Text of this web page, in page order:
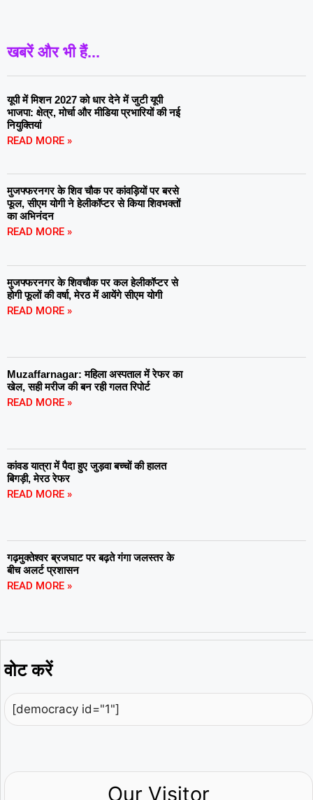
खबरें और भी हैं...
यूपी में मिशन 2027 को धार देने में जुटी यूपी
भाजपा: क्षेत्र, मोर्चा और मीडिया प्रभारियों की नई
नियुक्तियां
READ MORE »
मुजफ्फरनगर के शिव चौक पर कांवड़ियों पर बरसे
फूल, सीएम योगी ने हेलीकॉप्टर से किया शिवभक्तों
का अभिनंदन
READ MORE »
मुजफ्फरनगर के शिवचौक पर कल हेलीकॉप्टर से
होगी फूलों की वर्षा, मेरठ में आयेंगे सीएम योगी
READ MORE »
Muzaffarnagar: महिला अस्पताल में रेफर का
खेल, सही मरीज की बन रही गलत रिपोर्ट
READ MORE »
कांवड यात्रा में पैदा हुए जुड़वा बच्चों की हालत
बिगड़ी, मेरठ रेफर
READ MORE »
गढ़मुक्तेश्वर ब्रजघाट पर बढ़ते गंगा जलस्तर के
बीच अलर्ट प्रशासन
READ MORE »
वोट करें
[democracy id="1"]
Our Visitor